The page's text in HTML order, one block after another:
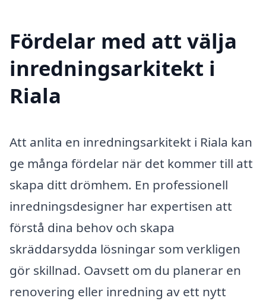
Fördelar med att välja
inredningsarkitekt i
Riala
Att anlita en inredningsarkitekt i Riala kan
ge många fördelar när det kommer till att
skapa ditt drömhem. En professionell
inredningsdesigner har expertisen att
förstå dina behov och skapa
skräddarsydda lösningar som verkligen
gör skillnad. Oavsett om du planerar en
renovering eller inredning av ett nytt